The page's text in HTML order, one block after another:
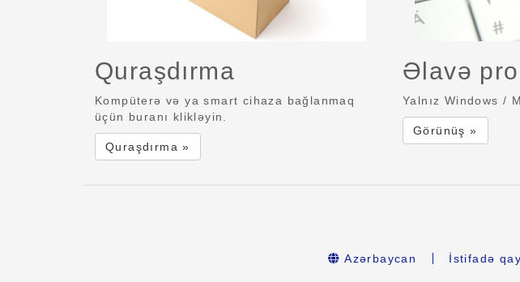
Quraşdırma
Kompüterə və ya smart cihaza bağlanmaq
üçün buranı klikləyin.
Quraşdırma »
Əlavə
Yalnız Windows /
Görünüş »
Azərbaycan İstifadə